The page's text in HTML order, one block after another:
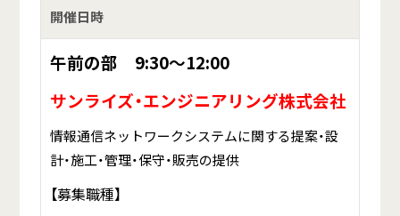
開催日時
午前の部 9:30～12:00
サンライズ・エンジニアリング株式会社
情報通信ネットワークシステムに関する提案・設
計・施工・管理・保守・販売の提供
【募集職種】